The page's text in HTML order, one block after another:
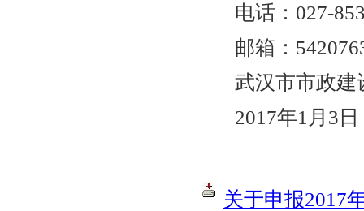
电话：027-
邮箱：
武汉市市政建
2017年1月3日
关于申报2017